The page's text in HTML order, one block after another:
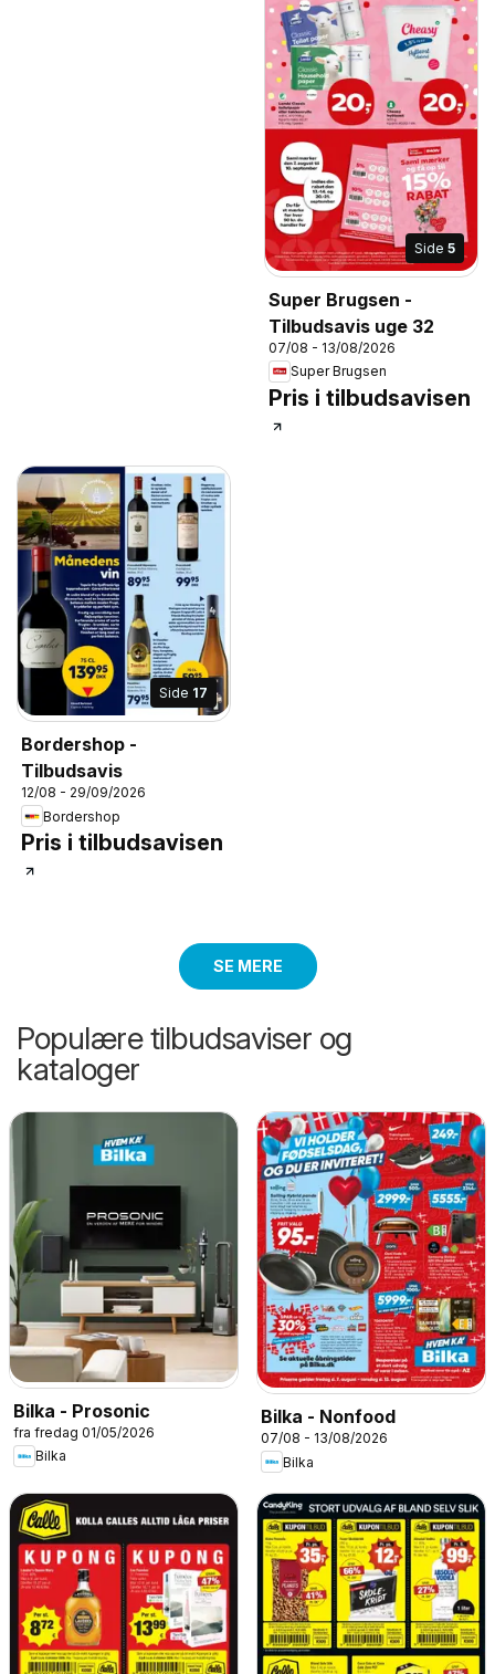
Side 5
Super Brugsen -
Tilbudsavis uge 32
07/08 - 13/08/2026
Super Brugsen
Pris i tilbudsavisen
Side 17
Bordershop -
Tilbudsavis
12/08 - 29/09/2026
Bordershop
Pris i tilbudsavisen
SE MERE
Populære tilbudsaviser og
kataloger
Bilka - Prosonic
fra fredag 01/05/2026
Bilka
Bilka - Nonfood
07/08 - 13/08/2026
Bilka